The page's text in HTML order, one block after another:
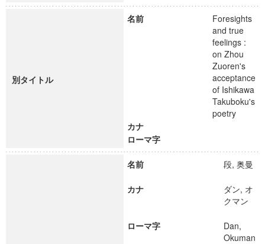
別タイトル
名前
Foresights
and true
feelings :
on Zhou
Zuoren's
acceptance
of Ishikawa
Takuboku's
poetry
カナ
ローマ字
名前 段, 奥曼
カナ
ダン, オ
クマン
ローマ字
Dan,
Okuman